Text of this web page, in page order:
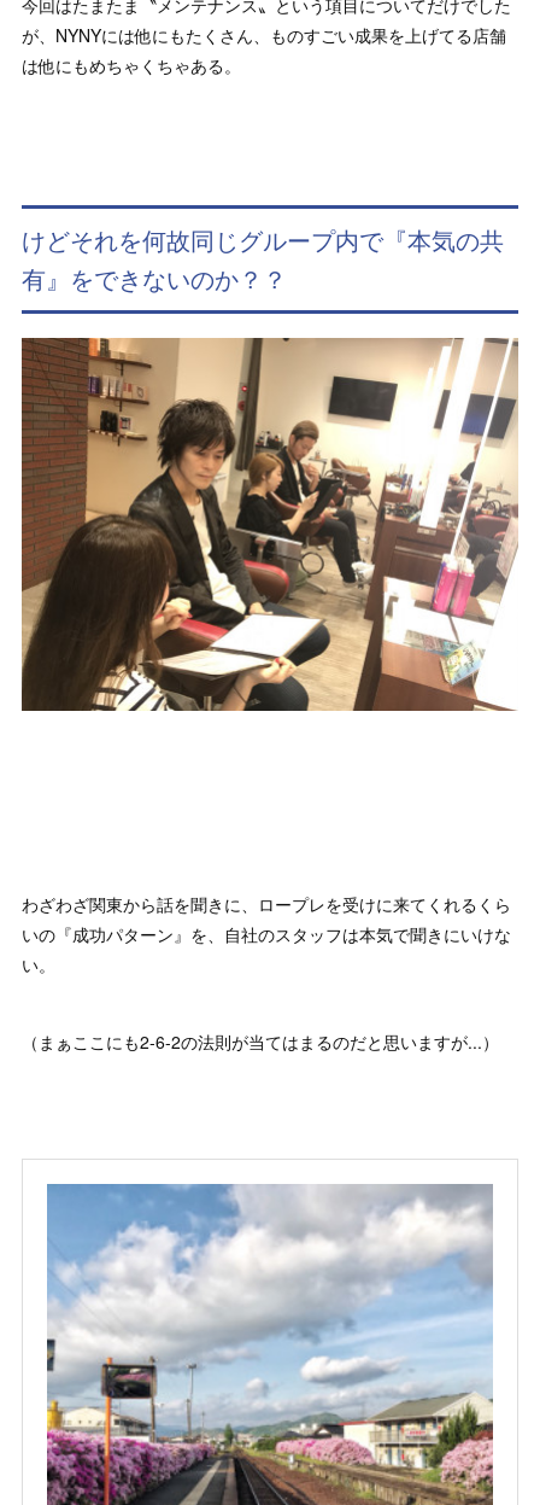
今回はたまたま〝メンテナンス〟という項目についてだけでした
が、NYNYには他にもたくさん、ものすごい成果を上げてる店舗
は他にもめちゃくちゃある。
けどそれを何故同じグループ内で『本気の共
有』をできないのか？？
わざわざ関東から話を聞きに、ロープレを受けに来てくれるくら
いの『成功パターン』を、自社のスタッフは本気で聞きにいけな
い。
（まぁここにも2-6-2の法則が当てはまるのだと思いますが...）